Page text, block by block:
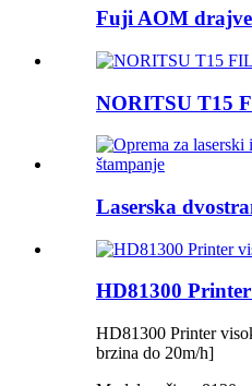
Fuji AOM
NORITSU T15
Laserska
HD81300
HD81300 Printer
brzina do 20m/h]